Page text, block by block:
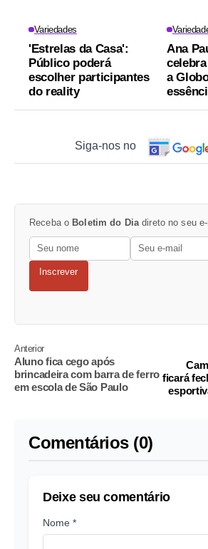
Variedades
'Estrelas da Casa':
Público poderá
escolher participantes
do reality
Ana
a
Siga-nos no
Receba o Boletim do Diadireto no seu
Inscrever
Anterior
Aluno fica cego após
brincadeira com barra de ferro
em escola de São Paulo
ficará
Comentários (0)
Deixe seu comentário
Nome *